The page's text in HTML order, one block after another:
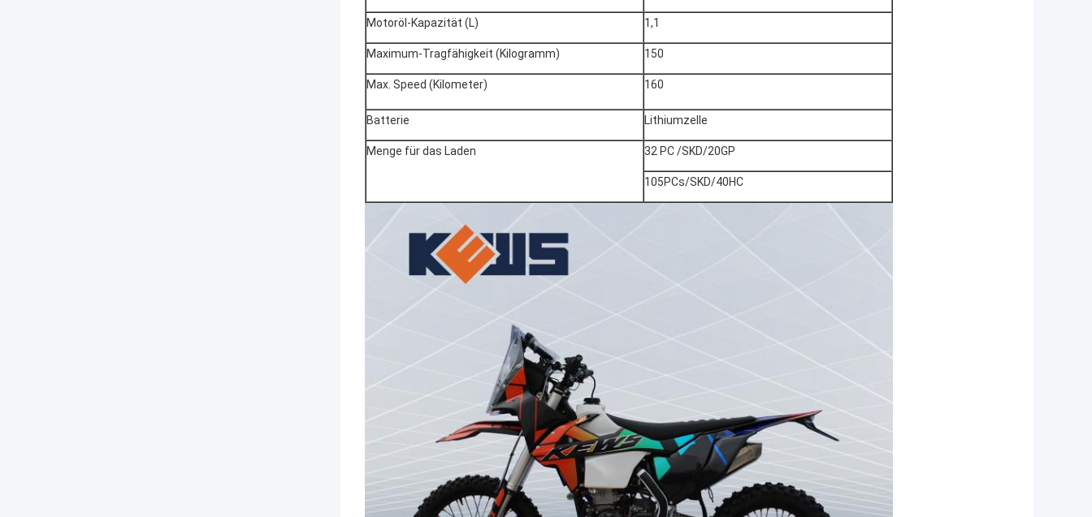
Motoröl-Kapazität (L) 1,1
Maximum-Tragfähigkeit (Kilogramm) 150
Max. Speed (Kilometer) 160
Batterie Lithiumzelle
Menge für das Laden 32 PC /SKD/20GP
105PCs/SKD/40HC